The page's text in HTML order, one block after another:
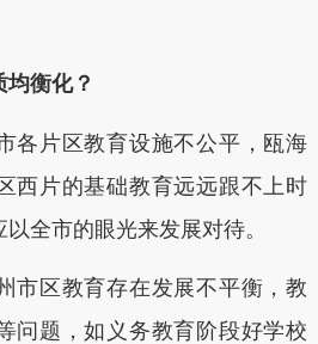
衡化？
片区教育设施不公平，瓯海
西片的基础教育远远跟不上时
全市的眼光来发展对待。
区教育存在发展不平衡，教
问题，如义务教育阶段好学校